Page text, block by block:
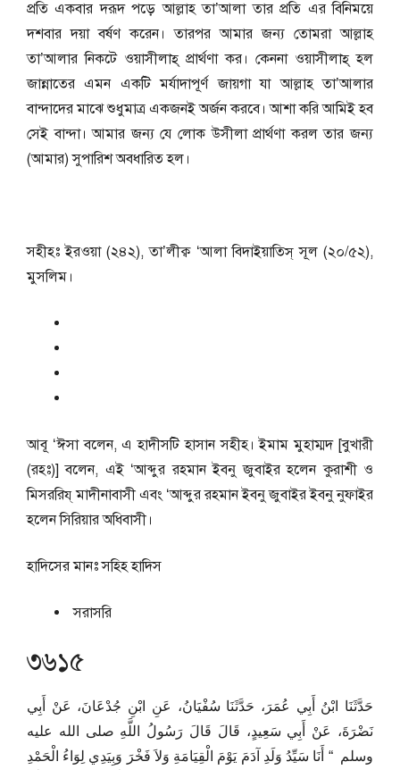
প্রতি একবার দরূদ পড়ে আল্লাহ তা’আলা তার প্রতি এর বিনিময়ে
দশবার দয়া বর্ষণ করেন। তারপর আমার জন্য তোমরা আল্লাহ
তা’আলার নিকটে ওয়াসীলাহ্‌ প্রার্থণা কর। কেননা ওয়াসীলাহ্‌ হল
জান্নাতের এমন একটি মর্যাদাপূর্ণ জায়গা যা আল্লাহ তা’আলার
বান্দাদের মাঝে শুধুমাত্র একজনই অর্জন করবে। আশা করি আমিই হব
সেই বান্দা। আমার জন্য যে লোক উসীলা প্রার্থণা করল তার জন্য
(আমার) সুপারিশ অবধারিত হল।
সহীহঃ ইরওয়া (২৪২), তা’লীক্ব ‘আলা বিদাইয়াতিস্‌ সূল (২০/৫২),
মুসলিম।
আবূ ‘ঈসা বলেন, এ হাদীসটি হাসান সহীহ। ইমাম মুহাম্মদ [বুখারী
(রহঃ)] বলেন, এই ‘আব্দুর রহমান ইবনু জুবাইর হলেন কুরাশী ও
মিসররিয্‌ মাদীনাবাসী এবং ‘আব্দুর রহমান ইবনু জুবাইর ইবনু নুফাইর
হলেন সিরিয়ার অধিবাসী।
হাদিসের মানঃসহিহ হাদিস
সরাসরি
৩৬১৫
حَدَّثَنَا ابْنُ أَبِي عُمَرَ، حَدَّثَنَا سُفْيَانُ، عَنِ ابْنِ جُدْعَانَ، عَنْ أَبِي
نَضْرَةَ، عَنْ أَبِي سَعِيدٍ، قَالَ قَالَ رَسُولُ اللَّهِ صلى الله عليه
وسلم ‏ “‏ أَنَا سَيِّدُ وَلَدِ آدَمَ يَوْمَ الْقِيَامَةِ وَلاَ فَخْرَ وَبِيَدِي لِوَاءُ الْحَمْدِ